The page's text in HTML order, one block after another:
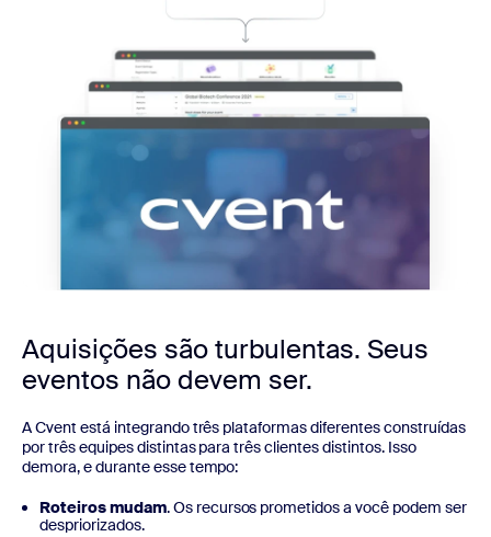
Aquisições são turbulentas. Seus
eventos não devem ser.
A Cvent está integrando três plataformas diferentes construídas
por três equipes distintas para três clientes distintos. Isso
demora, e durante esse tempo:
Roteiros mudam. Os recursos prometidos a você podem ser
despriorizados.